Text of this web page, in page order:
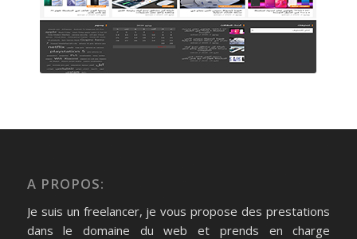
A PROPOS:
Je suis un freelancer, je vous propose des prestations
dans le domaine du web et prends en charge